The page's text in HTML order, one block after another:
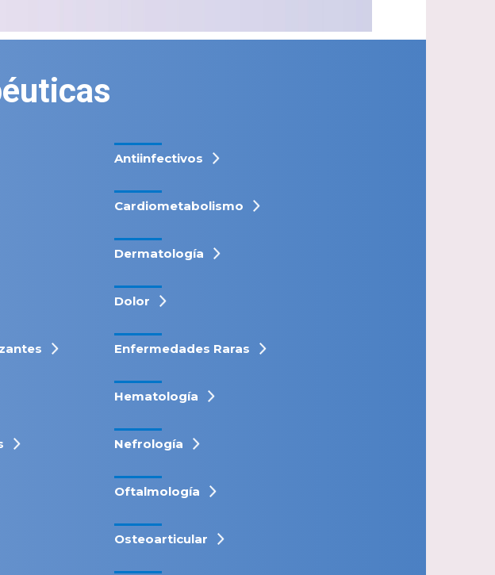
Antiinfectivos
Cardiometabolismo
Dermatología
Dolor
Enfermedades Raras
Hematología
Nefrología
Oftalmología
Osteoarticular